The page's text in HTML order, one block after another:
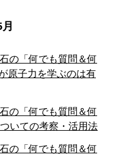
の「何でも質問＆何
原子力を学ぶのは有
の「何でも質問＆何
いての考察・活用法
の「何でも質問＆何